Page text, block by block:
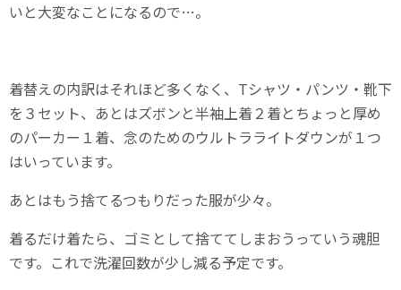
いと大変なことになるので…。
着替えの内訳はそれほど多くなく、Tシャツ・パンツ・靴下
を３セット、あとはズボンと半袖上着２着とちょっと厚め
のパーカー１着、念のためのウルトラライトダウンが１つ
はいっています。
あとはもう捨てるつもりだった服が少々。
着るだけ着たら、ゴミとして捨ててしまおうっていう魂胆
です。これで洗濯回数が少し減る予定です。